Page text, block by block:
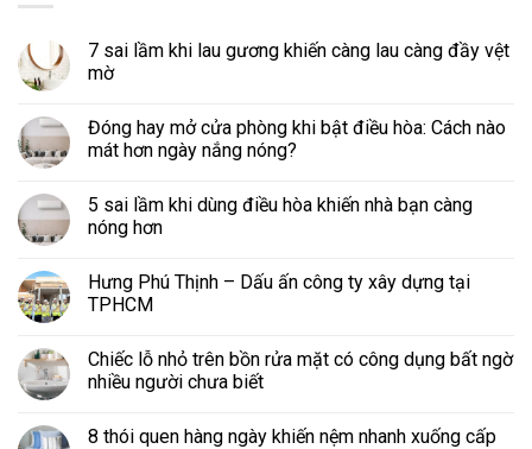
7 sai lầm khi lau gương khiến càng lau càng đầy vệt
mờ
Đóng hay mở cửa phòng khi bật điều hòa: Cách nào
mát hơn ngày nắng nóng?
5 sai lầm khi dùng điều hòa khiến nhà bạn càng
nóng hơn
Hưng Phú Thịnh – Dấu ấn công ty xây dựng tại
TPHCM
Chiếc lỗ nhỏ trên bồn rửa mặt có công dụng bất ngờ
nhiều người chưa biết
8 thói quen hàng ngày khiến nệm nhanh xuống cấp